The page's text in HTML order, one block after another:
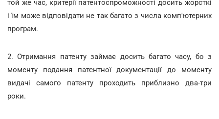
той же час, критерії патентоспроможності досить жорсткі
і їм може відповідати не так багато з числа комп'ютерних
програм.
2. Отримання патенту займає досить багато часу, бо з
моменту подання патентної документації до моменту
видачі самого патенту проходить приблизно два-три
роки.